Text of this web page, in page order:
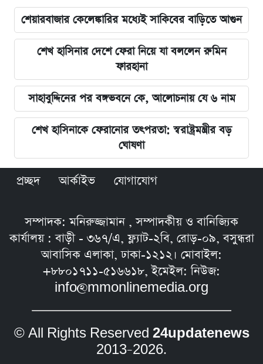
শেয়ারবাজার কেলেঙ্কারির মধ্যেই সাকিবের বাড়িতে আগুন
শেখ হাসিনার দেশে ফেরা নিয়ে যা বললেন রুমিন
ফারহানা
সাহাবুদ্দিনের পর বঙ্গভবনে কে, আলোচনায় যে ৬ নাম
শেখ হাসিনাকে ফেরানোর তৎপরতা: স্বরাষ্ট্রমন্ত্রীর বড়
ঘোষণা
প্রচ্ছদ আর্কাইভ যোগাযোগ
সম্পাদক: মনিরুজ্জামান , সম্পাদকীয় ও বানিজ্যিক
কার্যালয় : বাড়ী - ৩৬৭/এ, ফ্ল্যাট-২বি, রোড়-০৯, বসুন্ধরা
আবাসিক এলাকা, ঢাকা-১২১২। মোবাইল:
+৮৮০১৭১১-৫১৬৬১৮, ইমেইল: নিউজ:
info@mmonlinemedia.org
© All Rights Reserved 24updatenews
2013–2026.